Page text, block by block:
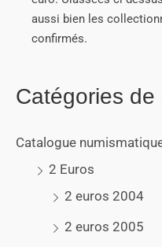
Catégories de
Catalogue
2 Euros
2 euros 2004
2 euros 2005
aussi bien les
confirmés.